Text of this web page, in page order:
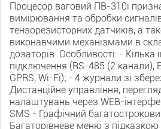
Процесор ваговий ПВ-310і
вимірювання та обробки
тензорезисторних датчиків, а
виконавчими механізмами в
дозаторів. Особливості: - Кілька
підключення (RS-485 (2 канали),
GPRS, Wi-Fi); - 4 журнали зі
Дистанційне управління,
налаштувань через WEB-
SMS - Графічний
Багаторівневе меню з підказкою